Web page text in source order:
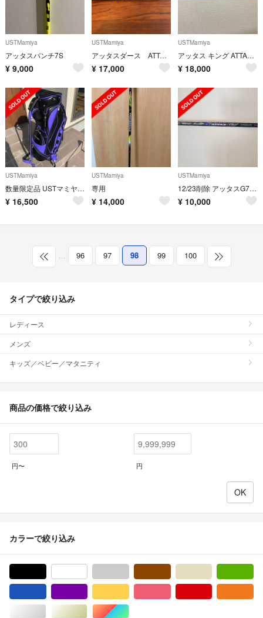
USTMamiya
アッタスパンチ7S
¥ 9,000
USTMamiya
アッタスダース ATTAS DAAAS 6S PINGスリーブ付【週末値下げ】
¥ 17,000
USTMamiya
アッタス キング ATTAS KING テーラーメイド ドライバー用 4X
¥ 18,000
USTMamiya
数量限定品 USTマミヤ アッタス キャディバッグ Mamiya ATTAS
¥ 16,500
USTMamiya
専用
¥ 14,000
USTMamiya
12/23削除 アッタスG7 6Sテーラーメイドスリーブ 44インチ
¥ 10,000
… 96 97 98 99 100
タイプで絞り込み
レディース
メンズ
キッズ／ベビー／マタニティ
商品の価格で絞り込み
円〜 円
カラーで絞り込み
シルバー/銀色系ゴールド/金色系マルチカラー